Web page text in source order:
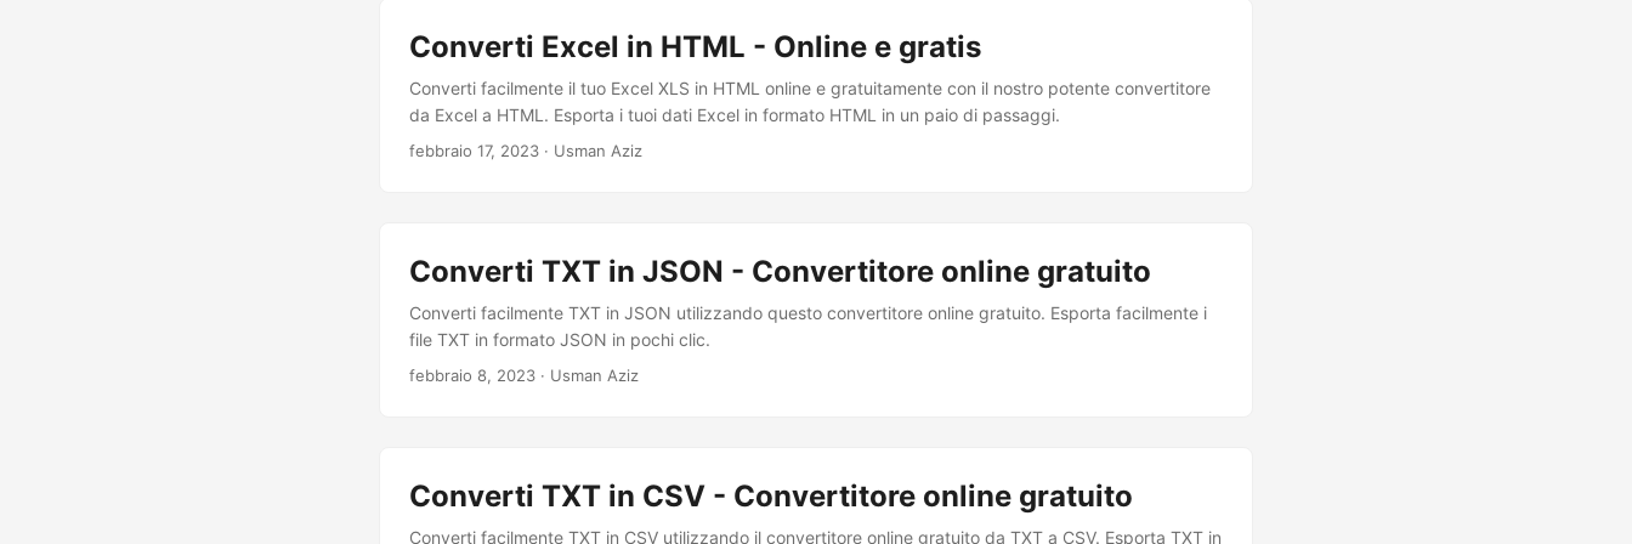
Converti Excel in HTML - Online e gratis
Converti facilmente il tuo Excel XLS in HTML online e gratuitamente con il nostro potente convertitore
da Excel a HTML. Esporta i tuoi dati Excel in formato HTML in un paio di passaggi.
febbraio 17, 2023 · Usman Aziz
Converti TXT in JSON - Convertitore online gratuito
Converti facilmente TXT in JSON utilizzando questo convertitore online gratuito. Esporta facilmente i
file TXT in formato JSON in pochi clic.
febbraio 8, 2023 · Usman Aziz
Converti TXT in CSV - Convertitore online gratuito
Converti facilmente TXT in CSV utilizzando il convertitore online gratuito da TXT a CSV. Esporta TXT in